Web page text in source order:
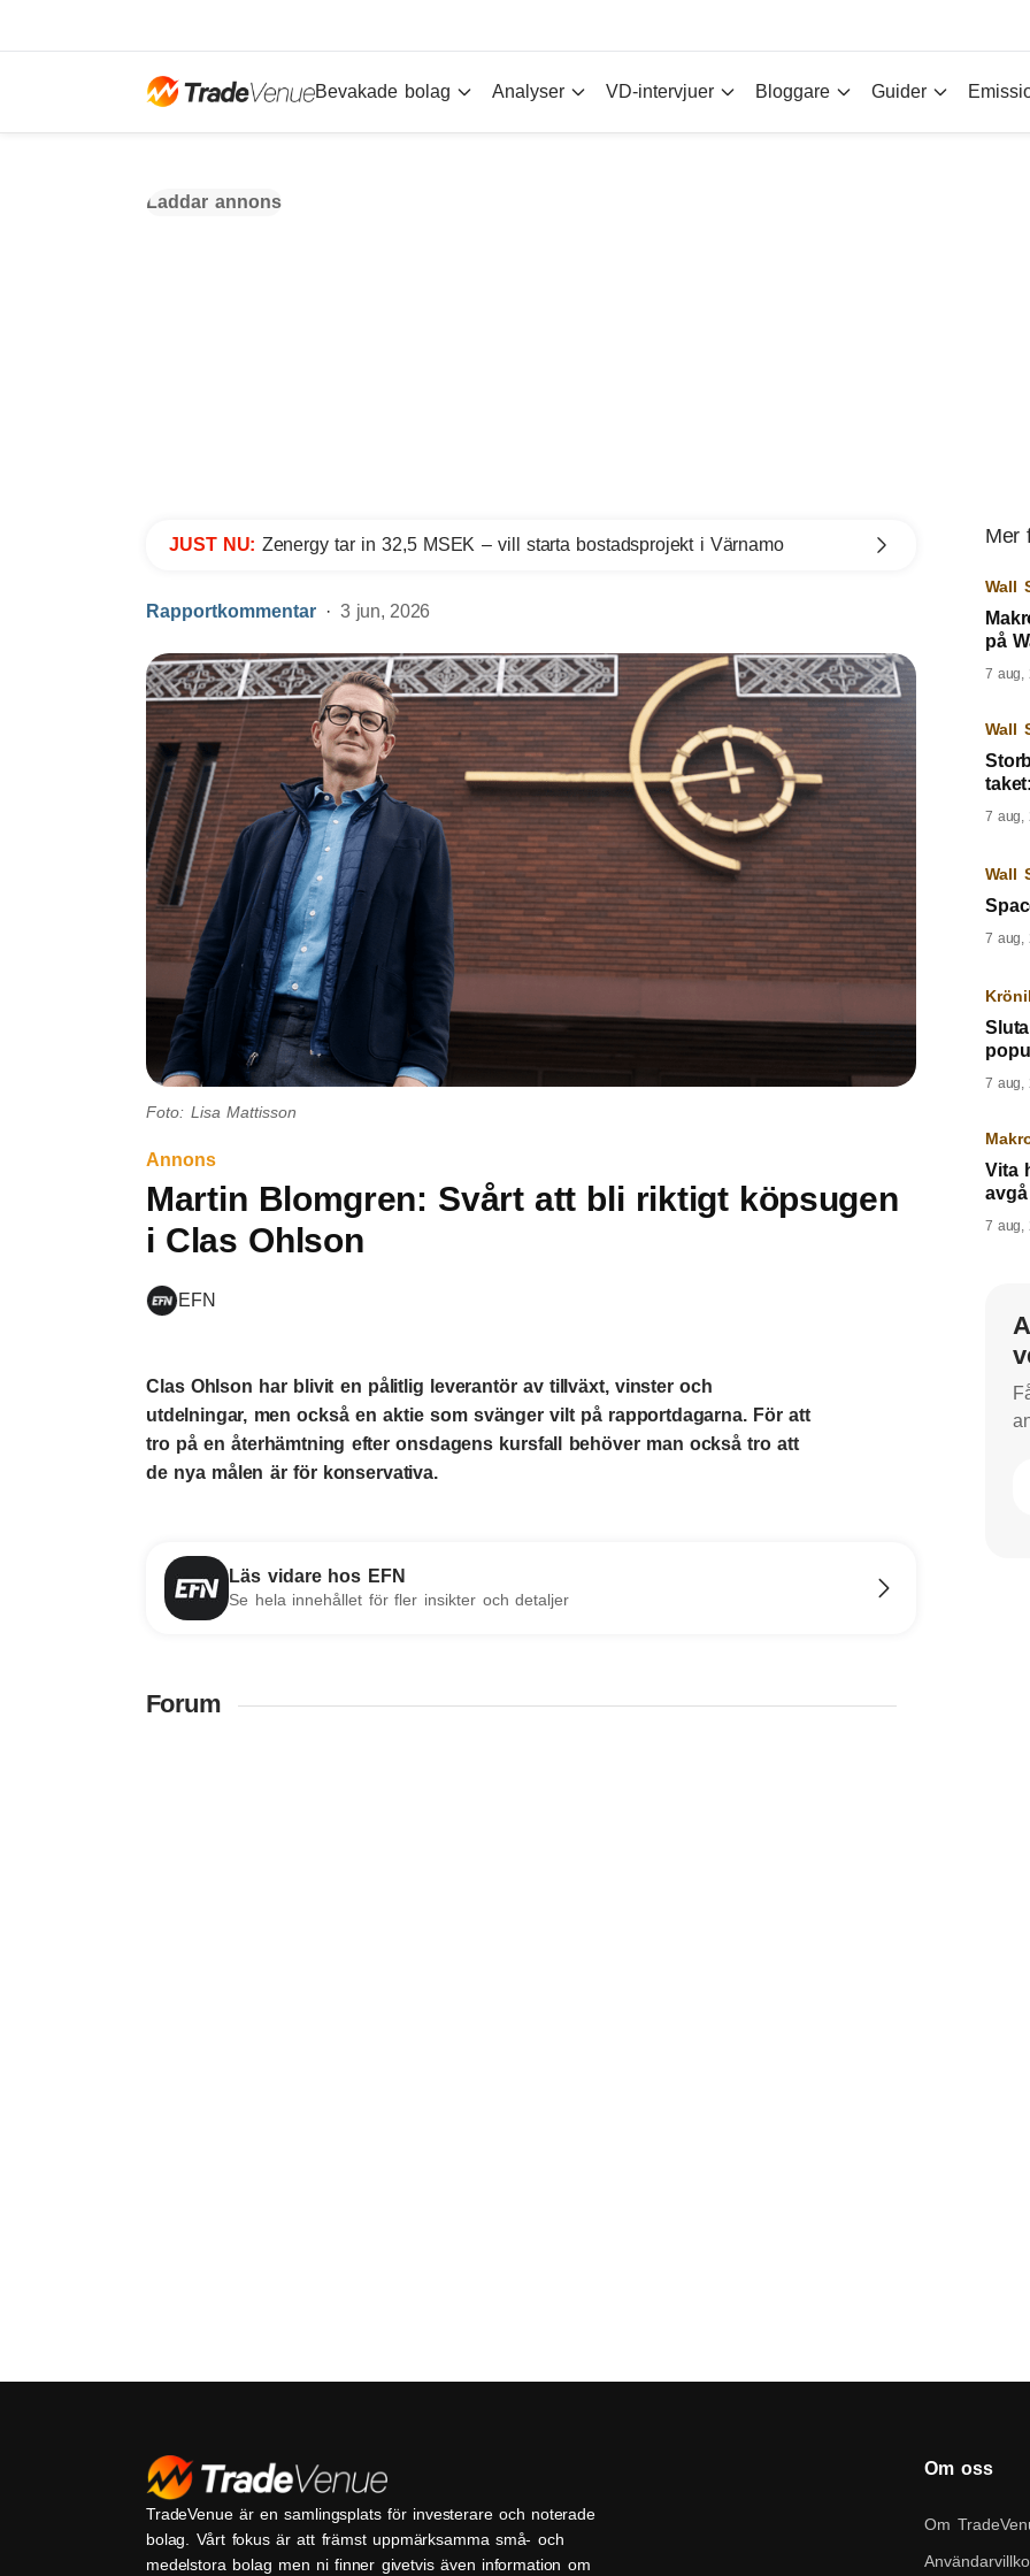
Bevakade bolag Analyser VD-intervjuer Bloggare Guider
Laddar annons
JUST NU: Zenergy tar in 32,5 MSEK – vill starta bostadsprojekt i Värnamo
Rapportkommentar 3 jun, 2026
Foto: Lisa Mattisson
Annons
Martin Blomgren: Svårt att bli riktigt köpsugen
i Clas Ohlson
EFN
Clas Ohlson har blivit en pålitlig leverantör av tillväxt, vinster och
utdelningar, men också en aktie som svänger vilt på rapportdagarna. För att
tro på en återhämtning efter onsdagens kursfall behöver man också tro att
de nya målen är för konservativa.
Läs vidare hos EFN
Se hela innehållet för fler insikter och detaljer
Forum
Mer
Wall
på
7 aug,
Wall
7 aug,
Wall
7 aug,
7 aug,
Vita
avgå
7 aug,
TradeVenue är en samlingsplats för investerare och noterade
bolag. Vårt fokus är att främst uppmärksamma små- och
medelstora bolag men ni finner givetvis även information om
Om oss
Om